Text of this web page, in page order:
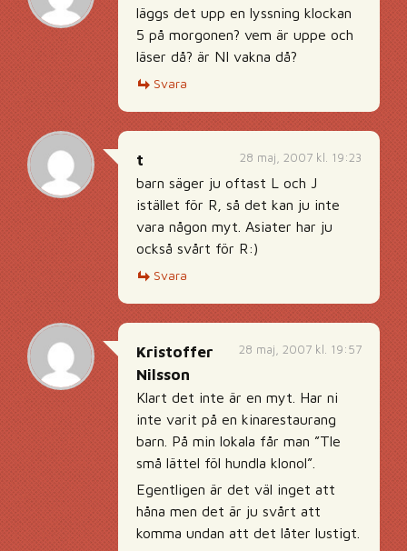
läggs det upp en lyssning klockan
5 på morgonen? vem är uppe och
läser då? är NI vakna då?
Svara
28 maj, 2007 kl. 19:23
t
barn säger ju oftast L och J
istället för R, så det kan ju inte
vara någon myt. Asiater har ju
också svårt för R:)
Svara
28 maj, 2007 kl. 19:57
Kristoffer
Nilsson
Klart det inte är en myt. Har ni
inte varit på en kinarestaurang
barn. På min lokala får man ”Tle
små lättel föl hundla klonol”.
Egentligen är det väl inget att
håna men det är ju svårt att
komma undan att det låter lustigt.